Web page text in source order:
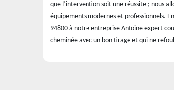
que l’intervention soit une réussite ; nous
équipements modernes et professionnels.
94800 à notre entreprise Antoine expert
cheminée avec un bon tirage et qui ne